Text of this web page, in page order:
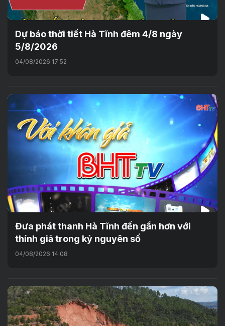
Dự báo thời tiết Hà Tĩnh đêm 4/8 ngày
5/8/2026
04/08/2026 17:52
Đưa phát thanh Hà Tĩnh đến gần hơn với
thính giả trong kỷ nguyên số
04/08/2026 14:08